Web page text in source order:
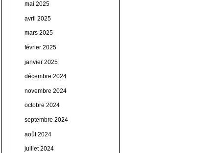
mai 2025
avril 2025
mars 2025
février 2025
janvier 2025
décembre 2024
novembre 2024
octobre 2024
septembre 2024
août 2024
juillet 2024